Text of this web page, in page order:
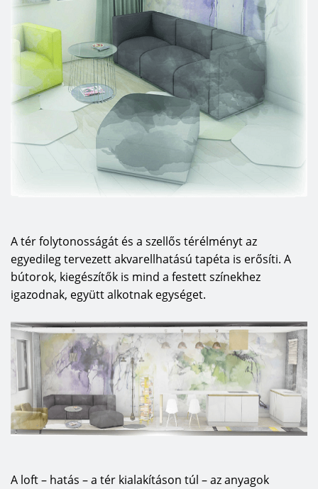
A tér folytonosságát és a szellős térélményt az
egyedileg tervezett akvarellhatású tapéta is erősíti. A
bútorok, kiegészítők is mind a festett színekhez
igazodnak, együtt alkotnak egységet.
A loft – hatás – a tér kialakításon túl – az anyagok